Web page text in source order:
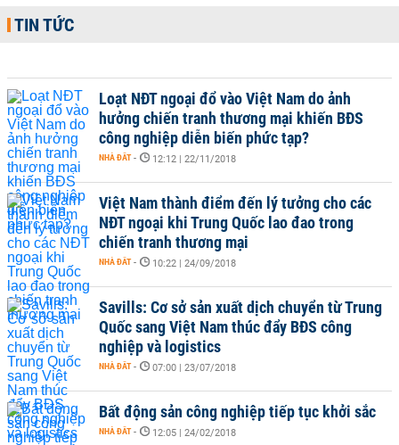
TIN TỨC
Loạt NĐT ngoại đổ vào Việt Nam do ảnh
hưởng chiến tranh thương mại khiến BĐS
công nghiệp diễn biến phức tạp?
NHÀ ĐẤT - 12:12 | 22/11/2018
Việt Nam thành điểm đến lý tưởng cho các
NĐT ngoại khi Trung Quốc lao đao trong
chiến tranh thương mại
NHÀ ĐẤT - 10:22 | 24/09/2018
Savills: Cơ sở sản xuất dịch chuyển từ Trung
Quốc sang Việt Nam thúc đẩy BĐS công
nghiệp và logistics
NHÀ ĐẤT - 07:00 | 23/07/2018
Bất động sản công nghiệp tiếp tục khởi sắc
NHÀ ĐẤT - 12:05 | 24/02/2018